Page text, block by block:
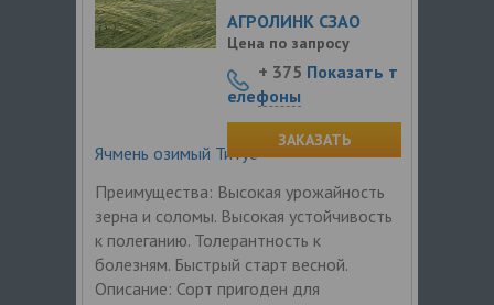
Ячмень озимый Титус
Преимущества: Высокая урожайность
зерна и соломы. Высокая устойчивость
к полеганию. Толерантность к
болезням. Быстрый старт весной.
Описание: Сорт пригоден для
АГРОЛИНК СЗАО
Цена по запросу
+ 375 Показать т
елефоны
ЗАКАЗАТЬ